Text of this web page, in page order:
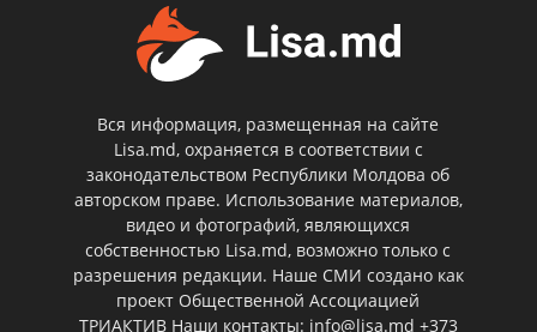
Вся информация, размещенная на сайте
Lisa.md, охраняется в соответствии с
законодательством Республики Молдова об
авторском праве. Использование материалов,
видео и фотографий, являющихся
собственностью Lisa.md, возможно только с
разрешения редакции. Наше СМИ создано как
проект Общественной Ассоциацией
ТРИАКТИВ Наши контакты: info@lisa.md +373